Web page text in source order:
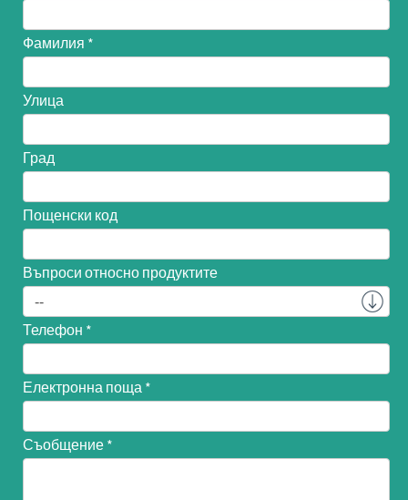
Фамилия
Улица
Град
Пощенски код
Въпроси относно продуктите
Телефон
Електронна поща
Съобщение